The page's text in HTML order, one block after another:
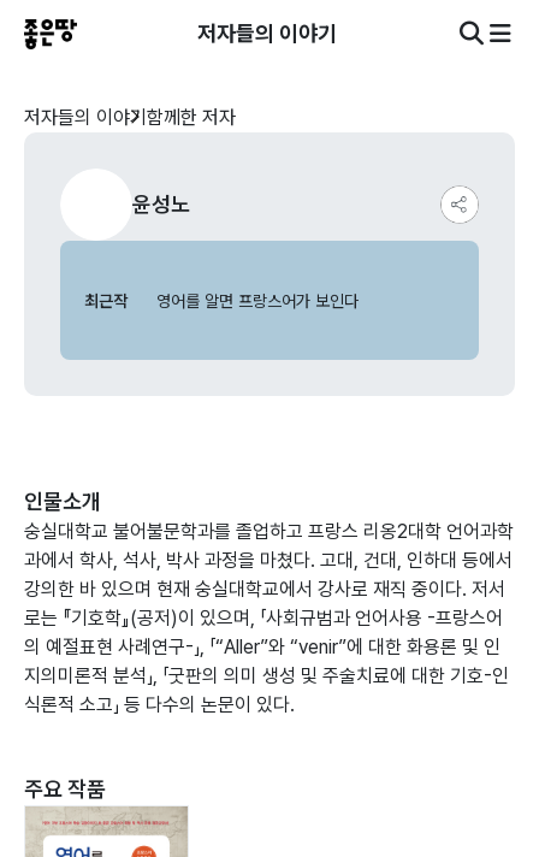
저자들의 이야기
저자들의 이야기 함께한 저자
윤성노
최근작 영어를 알면 프랑스어가 보인다
인물소개
숭실대학교 불어불문학과를 졸업하고 프랑스 리옹2대학 언어과학
과에서 학사, 석사, 박사 과정을 마쳤다. 고대, 건대, 인하대 등에서
강의한 바 있으며 현재 숭실대학교에서 강사로 재직 중이다. 저서
로는 『기호학』(공저)이 있으며, 「사회규범과 언어사용 -프랑스어
의 예절표현 사례연구-」, 「“Aller”와 “venir”에 대한 화용론 및 인
지의미론적 분석」, 「굿판의 의미 생성 및 주술치료에 대한 기호-인
식론적 소고」 등 다수의 논문이 있다.
주요 작품